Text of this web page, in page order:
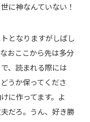
に神なんていない！
となりますがしばし
おここから先は多分
、読まれる際には
うか保ってくださ
に作ってます。よ
だろ。うん、好き勝